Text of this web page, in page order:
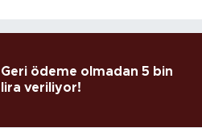
Geri ödeme olmadan 5 bin
lira veriliyor!